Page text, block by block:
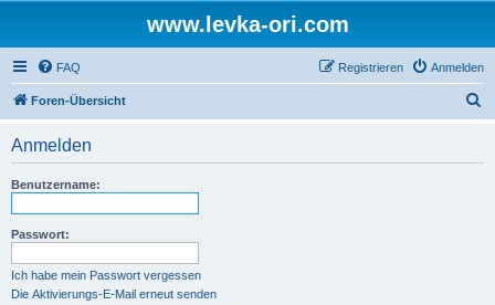
www.levka-ori.com
FAQ Anmelden
Registrieren
Foren-Übersicht
Anmelden
Benutzername:
Passwort:
Ich habe mein Passwort vergessen
Die Aktivierungs-E-Mail erneut senden